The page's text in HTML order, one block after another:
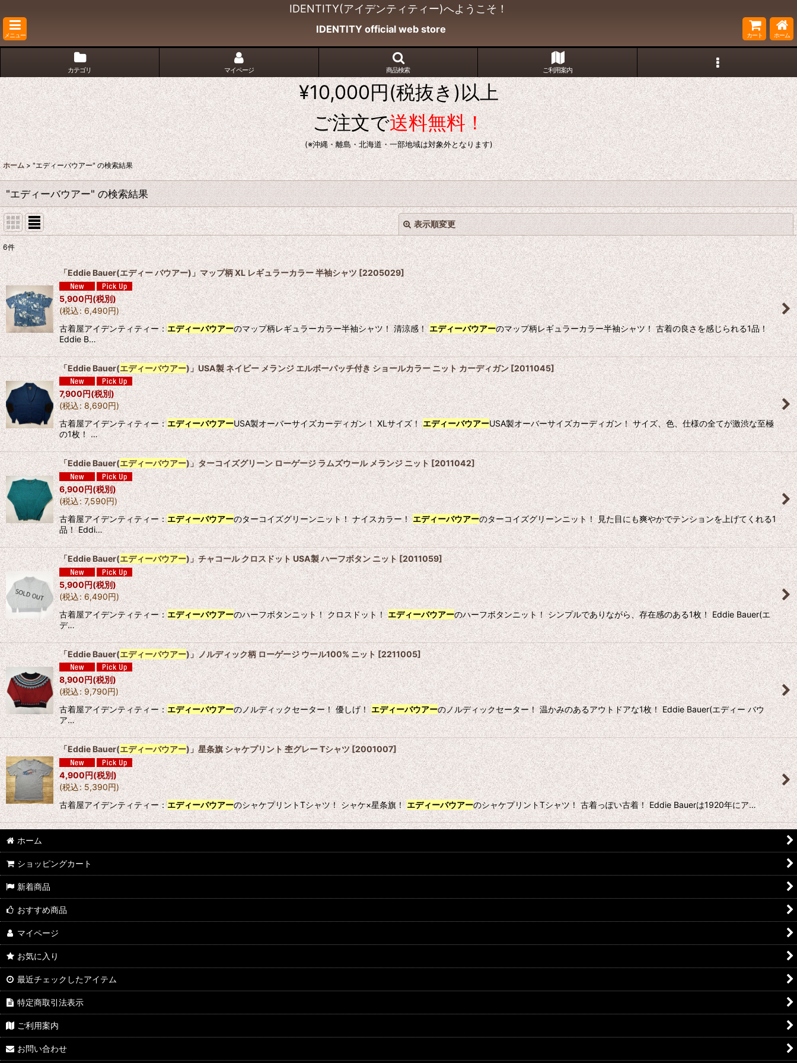
IDENTITY(アイデンティティー)へようこそ！
メニュー
IDENTITY official web store
カート ホーム
カテゴリ マイページ 商品検索 ご利用案内
¥10,000円(税抜き)以上
ご注文で送料無料！
(※沖縄・離島・北海道・一部地域は対象外となります)
ホーム > "エディーバウアー"の検索結果
"エディーバウアー"の検索結果
表示順変更
商品検索:
表示数:
並び順:
絞り込む
閉じる
6件
「Eddie Bauer(エディー バウアー)」マップ柄 XL レギュラーカラー 半袖シャツ [2205029]
5,900円(税別)
(税込: 6,490円)
古着屋アイデンティティー：エディーバウアーのマップ柄レギュラーカラー半袖シャツ！ 清涼感！エディーバウアーのマップ柄レギュラーカラー半袖シャツ！ 古着の良さを感じられる1品！
Eddie B…
「Eddie Bauer(エディーバウアー)」USA製 ネイビー メランジ エルボーパッチ付き ショールカラー ニット カーディガン[2011045]
7,900円(税別)
(税込: 8,690円)
古着屋アイデンティティー：エディーバウアーUSA製オーバーサイズカーディガン！ XLサイズ！エディーバウアーUSA製オーバーサイズカーディガン！ サイズ、色、仕様の全てが激渋な至極
の1枚！ …
「Eddie Bauer(エディーバウアー)」ターコイズグリーン ローゲージ ラムズウール メランジ ニット[2011042]
6,900円(税別)
(税込: 7,590円)
古着屋アイデンティティー：エディーバウアーのターコイズグリーンニット！ ナイスカラー！エディーバウアーのターコイズグリーンニット！ 見た目にも爽やかでテンションを上げてくれる1
品！ Eddi…
「Eddie Bauer(エディーバウアー)」チャコール クロスドット USA製 ハーフボタン ニット[2011059]
5,900円(税別)
(税込: 6,490円)
古着屋アイデンティティー：エディーバウアーのハーフボタンニット！ クロスドット！エディーバウアーのハーフボタンニット！ シンプルでありながら、存在感のある1枚！ Eddie Bauer(エ
デ…
「Eddie Bauer(エディーバウアー)」ノルディック柄 ローゲージ ウール100% ニット [2211005]
8,900円(税別)
(税込: 9,790円)
古着屋アイデンティティー：エディーバウアーのノルディックセーター！ 優しげ！エディーバウアーのノルディックセーター！ 温かみのあるアウトドアな1枚！ Eddie Bauer(エディー バウ
ア…
「Eddie Bauer(エディーバウアー)」星条旗 シャケプリント 杢グレー Tシャツ[2001007]
4,900円(税別)
(税込: 5,390円)
古着屋アイデンティティー：エディーバウアーのシャケプリントTシャツ！ シャケ×星条旗！エディーバウアーのシャケプリントTシャツ！ 古着っぽい古着！ Eddie Bauerは1920年にア…
ホーム
ショッピングカート
新着商品
おすすめ商品
マイページ
お気に入り
最近チェックしたアイテム
特定商取引法表示
ご利用案内
お問い合わせ